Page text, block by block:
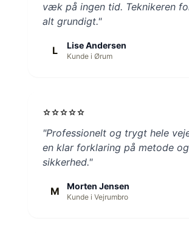
væk på ingen tid. Teknikeren
alt grundigt."
L Lise Andersen
Kunde i Ørum
starstarstarstarstar
"Professionelt og trygt hele
en klar forklaring på metode og
sikkerhed."
M Morten Jensen
Kunde i Vejrumbro